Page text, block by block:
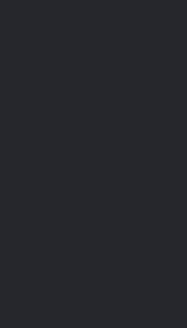
prevista dalla normativa
trova applicazione fino al 31
che le risorse siano state utilizzate
dell’indennità previste dalla
beneficiare del riparto delle
abbiano adottato specifiche
o totale, della misura massima
dalla normativa al tempo
chiarire in via definitiva
locali in relazione al comunicato
per gli affari interni e
con cui venivano fornite
al DM 30 maggio 2022, di riparto
possibilità di accedere al riparto
legge di bilancio 2023 è ammessa,
risorse siano state destinate alle
legge, ossia ai fini dell’incremento
cui ai commi 583 e 584, e di quelle di
dei consigli comunali di cui al